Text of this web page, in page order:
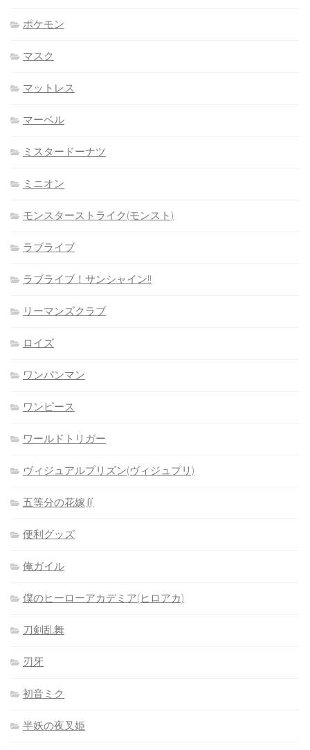
ポケモン
マスク
マットレス
マーベル
ミスタードーナツ
ミニオン
モンスターストライク(モンスト)
ラブライブ
ラブライブ！サンシャイン!!
リーマンズクラブ
ロイズ
ワンパンマン
ワンピース
ワールドトリガー
ヴィジュアルプリズン(ヴィジュプリ)
五等分の花嫁∬
便利グッズ
俺ガイル
僕のヒーローアカデミア(ヒロアカ)
刀剣乱舞
刃牙
初音ミク
半妖の夜叉姫